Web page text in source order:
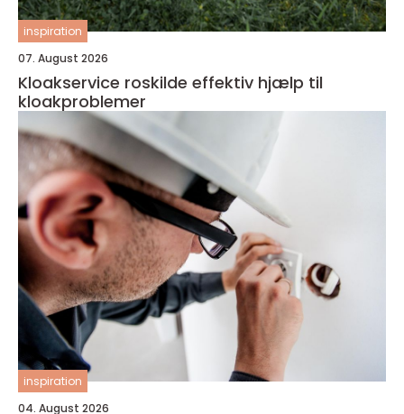
inspiration
07. August 2026
Kloakservice roskilde effektiv hjælp til
kloakproblemer
inspiration
04. August 2026